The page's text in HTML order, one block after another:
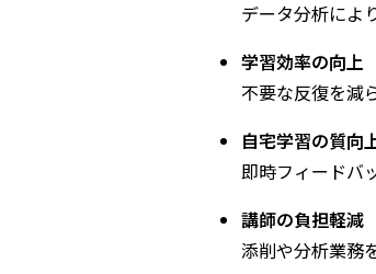
データ分析によ
学習効率の向上
不要な反復を減
自宅学習の質向
即時フィードバ
講師の負担軽減
添削や分析業務